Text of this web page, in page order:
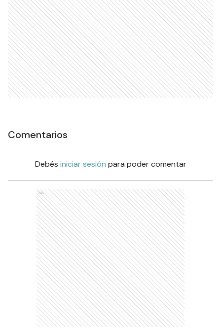
Comentarios
Debés iniciar sesión para poder comentar
Ads